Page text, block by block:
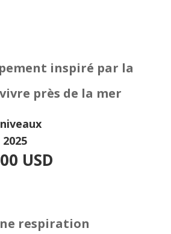
inspiré par la
près de la mer
USD
respiration